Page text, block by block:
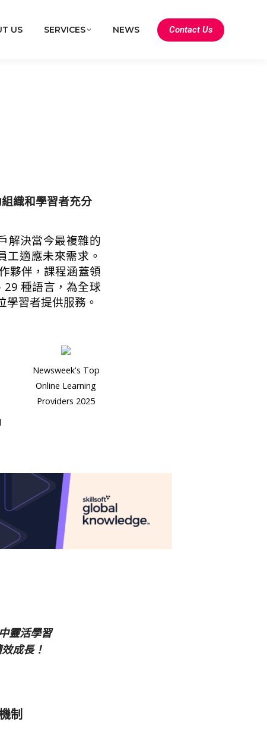
US SERVICES NEWS Contact Us
織和學習者充分
解決當今最複雜的
工適應未來需求。
夥伴，課程涵蓋領
種語言，為全球
習者提供服務。
Newsweek's Top
Online Learning
Providers 2025
靈活學習
成長！
制